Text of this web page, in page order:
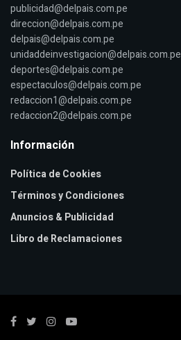
publicidad@delpais.com.pe
direccion@delpais.com.pe
delpais@delpais.com.pe
unidaddeinvestigacion@delpais.com.pe
deportes@delpais.com.pe
espectaculos@delpais.com.pe
redaccion1@delpais.com.pe
redaccion2@delpais.com.pe
Información
Política de Cookies
Términos y Condiciones
Anuncios & Publicidad
Libro de Reclamaciones